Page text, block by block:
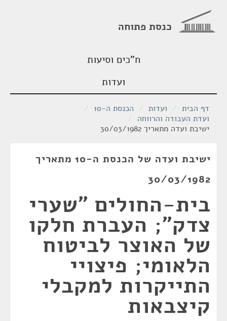
כנסת פתוחה
ח"כים וסיעות
ועדות
דף הבית / ועדות / הכנסת ה-10
/
ועדת העבודה והרווחה /
ישיבת ועדה מתאריך 30/03/1982
ישיבת ועדה של הכנסת ה-10 מתאריך
30/03/1982
בית-החולים "שערי
צדק"; העברת חלקו
של האוצר לביטוח
הלאומי; פיצויי
התייקרות למקבלי
קיצבאות